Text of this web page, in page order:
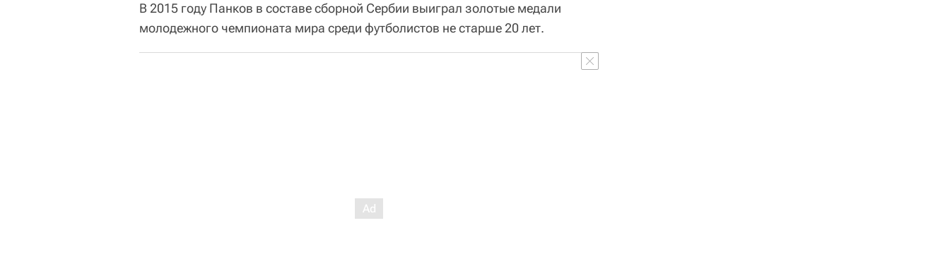
В 2015 году Панков в составе сборной Сербии выиграл золотые медали
молодежного чемпионата мира среди футболистов не старше 20 лет.